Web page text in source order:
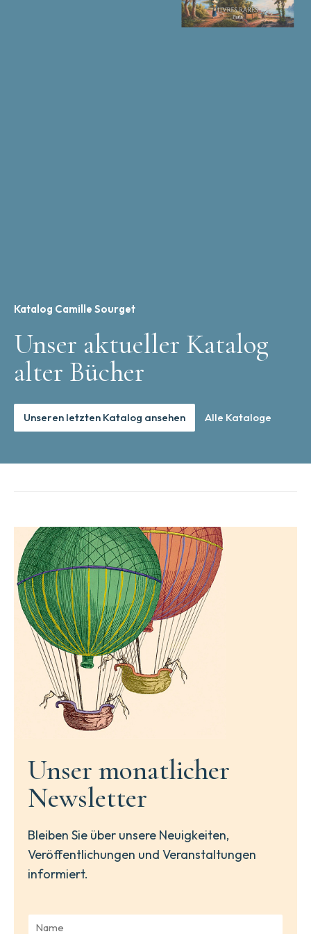
Katalog Camille Sourget
Unser aktueller Katalog
alter Bücher
Unseren letzten Katalog ansehen Alle Kataloge
Unser monatlicher
Newsletter
Bleiben Sie über unsere Neuigkeiten,
Veröffentlichungen und Veranstaltungen
informiert.